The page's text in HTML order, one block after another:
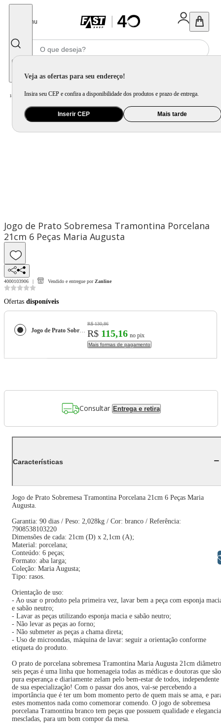
Menu
Veja as ofertas para seu endereço!
Insira seu CEP e confira a disponibilidade dos produtos e prazo de entrega.
Inserir CEP Mais tarde
Home Utilidade Doméstica Mesa / Aparelho de Jantar e Prato Avulso
Jogo de Prato Sobremesa Tramontina Porcelana
21cm 6 Peças Maria Augusta
4000103906 Vendido e entregue por Zanline
Ofertas disponíveis
Jogo de Prato Sobremesa Tramontina Porcelana 21cm 6 Peças Maria Augusta
R$ 130,86
R$ 115,16 no pix
Mais formas de pagamento
Consultar Entrega e retira
Características
Jogo de Prato Sobremesa Tramontina Porcelana 21cm 6 Peças Maria
Augusta.
Garantia: 90 dias / Peso: 2,028kg / Cor: branco / Referência:
7908538103220
Dimensões de cada: 21cm (D) x 2,1cm (A);
Material: porcelana;
Conteúdo: 6 peças;
Formato: aba larga;
Coleção: Maria Augusta;
Tipo: rasos.
Orientação de uso:
- Ao usar o produto pela primeira vez, lavar bem a peça com esponja
e sabão neutro;
- Lavar as peças utilizando esponja macia e sabão neutro;
- Não levar as peças ao forno;
- Não submeter as peças a chama direta;
- Uso de microondas, máquina de lavar: seguir a orientação conforme
etiqueta do produto.
O prato de porcelana sobremesa Tramontina Maria Augusta 21cm diâmetro
seis peças é uma linha que homenageia todas as médicas e doutoras que são
pura esperança e diariamente zelam pelo bem-estar de todos, independente
de sua especialização! Com o passar dos anos, vai-se percebendo a
importância que é ter um bom momento perto de quem mais se ama, e
estes momentos nada como comemorar comendo. O jogo de sobremesa
porcelana Tramontina branco tem peças que possuem qualidade e elegancia
mescladas, para um bom compor da mesa.